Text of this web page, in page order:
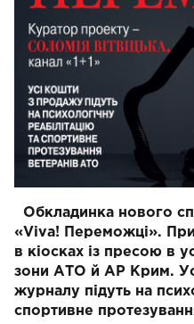
Обкладинка нового
«Viva! Переможці».
в кіосках із пресою в
зони АТО й АР Крим.
журналу підуть на
спортивне